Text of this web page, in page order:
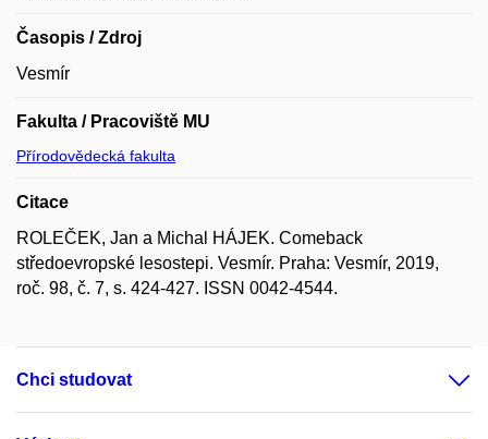
Časopis / Zdroj
Vesmír
Fakulta / Pracoviště MU
Přírodovědecká fakulta
Citace
ROLEČEK, Jan a Michal HÁJEK. Comeback
středoevropské lesostepi. Vesmír. Praha: Vesmír, 2019,
roč. 98, č. 7, s. 424-427. ISSN 0042-4544.
Chci studovat